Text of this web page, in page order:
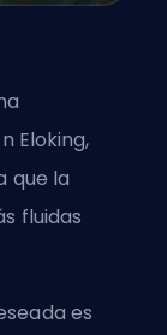
Eloking,
que la
fluidas
es